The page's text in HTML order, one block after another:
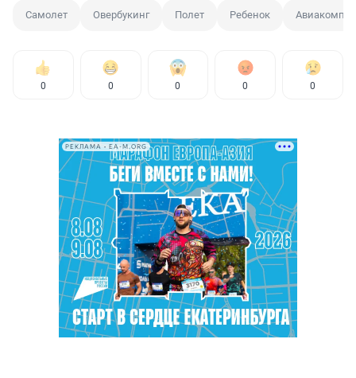
Самолет Овербукинг Полет Ребенок
0 0 0 0 0
РЕКЛАМА • EA-M.ORG